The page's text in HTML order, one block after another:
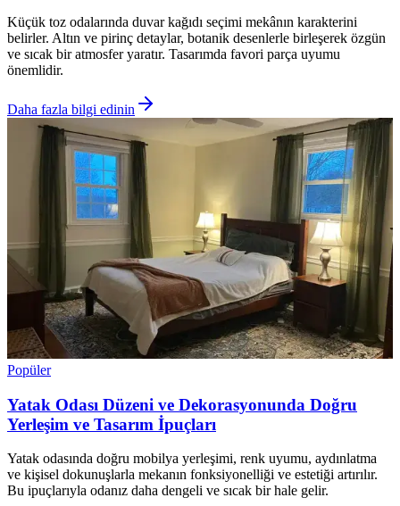
Küçük toz odalarında duvar kağıdı seçimi mekânın karakterini
belirler. Altın ve pirinç detaylar, botanik desenlerle birleşerek özgün
ve sıcak bir atmosfer yaratır. Tasarımda favori parça uyumu
önemlidir.
Daha fazla bilgi edinin
Popüler
Yatak Odası Düzeni ve Dekorasyonunda Doğru
Yerleşim ve Tasarım İpuçları
Yatak odasında doğru mobilya yerleşimi, renk uyumu, aydınlatma
ve kişisel dokunuşlarla mekanın fonksiyonelliği ve estetiği artırılır.
Bu ipuçlarıyla odanız daha dengeli ve sıcak bir hale gelir.